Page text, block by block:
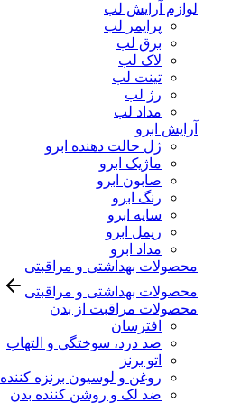
لوازم آرایش لب
پرایمر لب
برق لب
لاک لب
تینت لب
رژ لب
مداد لب
آرایش ابرو
ژل حالت دهنده ابرو
ماژیک ابرو
صابون ابرو
رنگ ابرو
سایه ابرو
ریمل ابرو
مداد ابرو
محصولات بهداشتی و مراقبتی
محصولات بهداشتی و مراقبتی
محصولات مراقبت از بدن
افترسان
ضد درد، سوختگی و التهاب
اتو برنز
روغن و لوسیون برنزه کننده
ضد لک و روشن کننده بدن